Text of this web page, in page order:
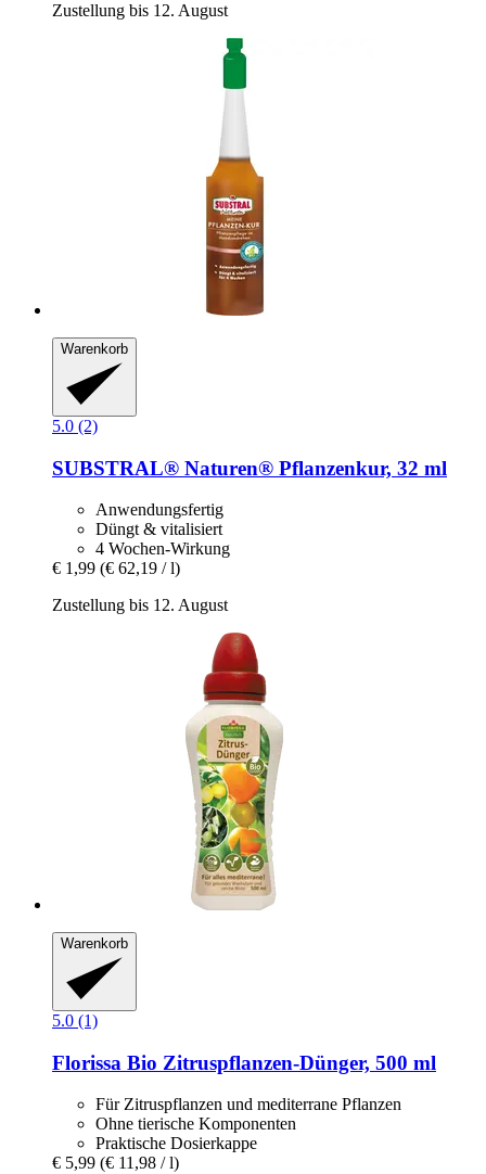
Zustellung bis 12. August
Warenkorb
5.0 (2)
SUBSTRAL® Naturen® Pflanzenkur, 32 ml
Anwendungsfertig
Düngt & vitalisiert
4 Wochen-Wirkung
€ 1,99 (€ 62,19 / l)
Zustellung bis 12. August
Warenkorb
5.0 (1)
Florissa Bio Zitruspflanzen-​Dünger, 500 ml
Für Zitruspflanzen und mediterrane Pflanzen
Ohne tierische Komponenten
Praktische Dosierkappe
€ 5,99 (€ 11,98 / l)